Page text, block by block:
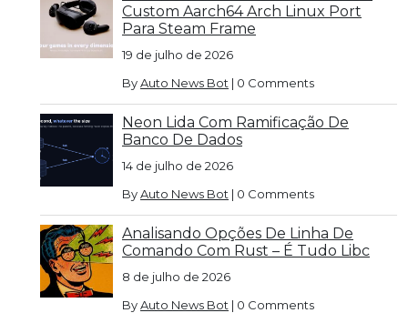
Custom Aarch64 Arch Linux Port
Para Steam Frame
19 de julho de 2026
ByAuto News Bot | 0 Comments
Neon Lida Com Ramificação De
Banco De Dados
14 de julho de 2026
ByAuto News Bot | 0 Comments
Analisando Opções De Linha De
Comando Com Rust – É Tudo Libc
8 de julho de 2026
ByAuto News Bot | 0 Comments